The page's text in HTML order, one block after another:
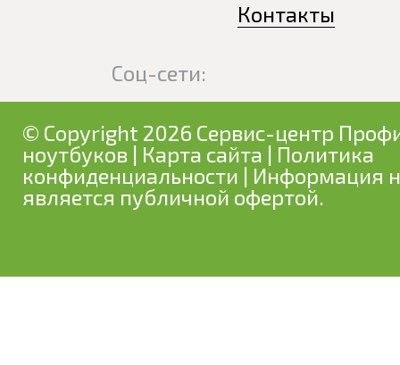
Контакты
Соц-сети:
© Copyright 2026 Сервис-центр
ноутбуков | Карта сайта | Политика
конфиденциальности | Информация
является публичной офертой.